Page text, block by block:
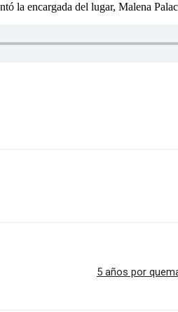
la encargada del lugar, Malena
5 años por